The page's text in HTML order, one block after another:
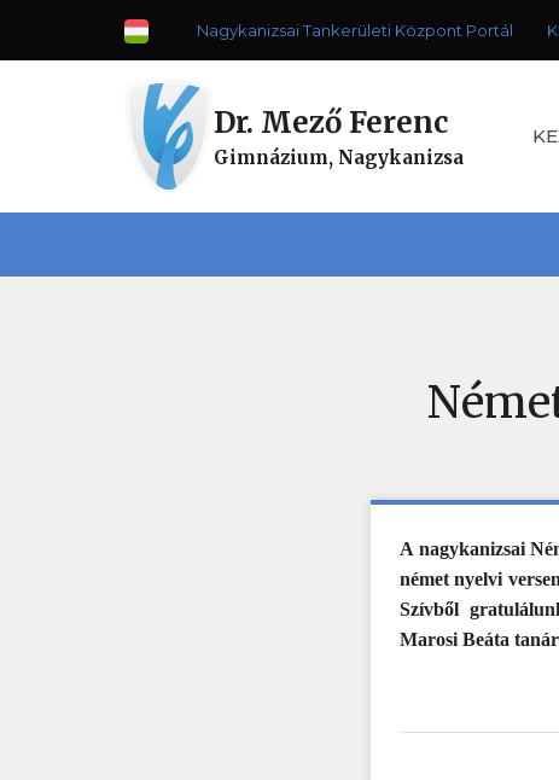
Nagykanizsai Tankerületi Központ Portál
Dr. Mező Ferenc
Gimnázium, Nagykanizsa
A nagykanizsai
német nyelvi
Szívből
Marosi Beáta